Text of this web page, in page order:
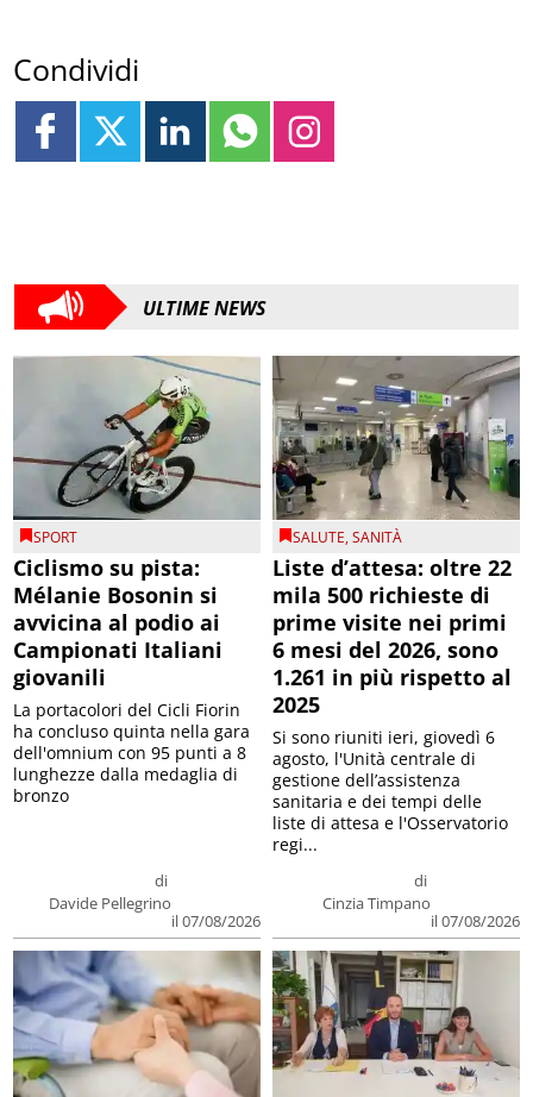
Condividi
ULTIME NEWS
SPORT
Ciclismo su pista:
Mélanie Bosonin si
avvicina al podio ai
Campionati Italiani
giovanili
di
Davide Pellegrino
il 07/08/2026
La portacolori del Cicli Fiorin
ha concluso quinta nella gara
dell'omnium con 95 punti a 8
lunghezze dalla medaglia di
bronzo
SALUTE,SANITÀ
Liste d’attesa: oltre 22
mila 500 richieste di
prime visite nei primi
6 mesi del 2026, sono
1.261 in più rispetto al
2025
di
Cinzia Timpano
il 07/08/2026
Si sono riuniti ieri, giovedì 6
agosto, l'Unità centrale di
gestione dell’assistenza
sanitaria e dei tempi delle
liste di attesa e l'Osservatorio
regi...